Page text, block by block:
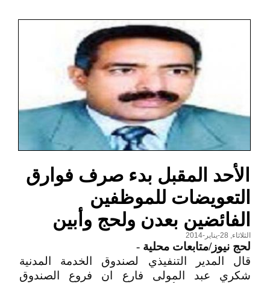
الأحد المقبل بدء صرف فوارق
التعويضات للموظفين
الفائضين بعدن ولحج وأبين
الثلاثاء, 28-يناير-2014
لحج نيوز/متابعات محلية -
قال المدير التنفيذي لصندوق الخدمة المدنية
شكري عبد المولى فارع ان فروع الصندوق